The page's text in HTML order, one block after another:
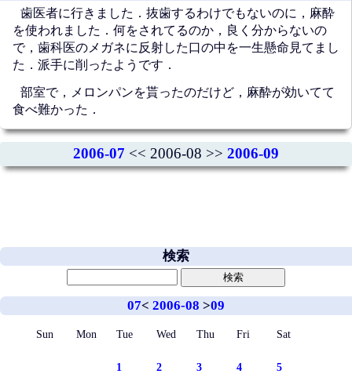
歯医者に行きました．抜歯するわけでもないのに，麻酔
を使われました．何をされてるのか，良く分からないの
で，歯科医のメガネに反射した口の中を一生懸命見てまし
た．派手に削ったようです．
部室で，メロンパンを貰ったのだけど，麻酔が効いてて
食べ難かった．
2006-07 << 2006-08 >> 2006-09
検索
07< 2006-08 >09
Sun Mon Tue Wed Thu Fri Sat
1 2 3 4 5